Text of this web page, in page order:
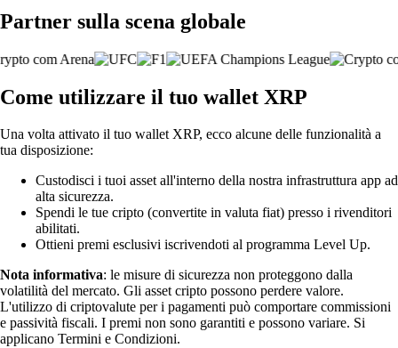
Partner sulla scena globale
Come utilizzare il tuo wallet XRP
Una volta attivato il tuo wallet XRP, ecco alcune delle funzionalità a
tua disposizione:
Custodisci i tuoi asset all'interno della nostra infrastruttura app ad
alta sicurezza.
Spendi le tue cripto (convertite in valuta fiat) presso i rivenditori
abilitati.
Ottieni premi esclusivi iscrivendoti al programma Level Up.
Nota informativa: le misure di sicurezza non proteggono dalla
volatilità del mercato. Gli asset cripto possono perdere valore.
L'utilizzo di criptovalute per i pagamenti può comportare commissioni
e passività fiscali. I premi non sono garantiti e possono variare. Si
applicano Termini e Condizioni.